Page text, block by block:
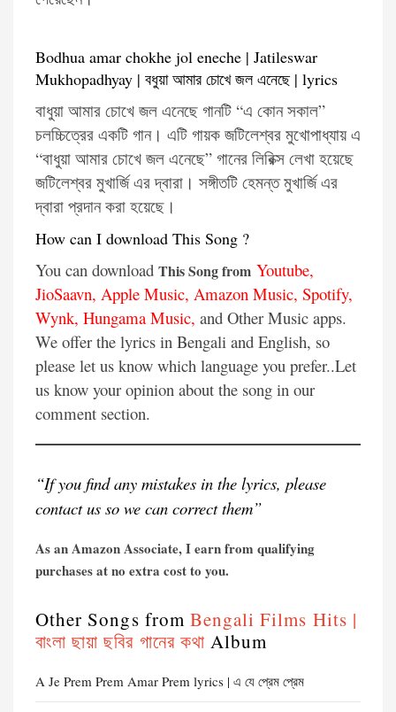
Bodhua amar chokhe jol eneche | Jatileswar
Mukhopadhyay | বধুয়া আমার চোখে জল এনেছে | lyrics
বাধুয়া আমার চোখে জল এনেছে গানটি “এ কোন সকাল”
চলচ্চিত্রের একটি গান। এটি গায়ক জটিলেশ্বর মুখোপাধ্যায় এ
“বাধুয়া আমার চোখে জল এনেছে” গানের লিরিক্স লেখা হয়েছে
জটিলেশ্বর মুখার্জি এর দ্বারা। সঙ্গীতটি হেমন্ত মুখার্জি এর
দ্বারা প্রদান করা হয়েছে।
How can I download This Song ?
You can download This Song from Youtube,
JioSaavn, Apple Music, Amazon Music, Spotify,
Wynk, Hungama Music, and Other Music apps.
We offer the lyrics in Bengali and English, so
please let us know which language you prefer..Let
us know your opinion about the song in our
comment section.
“If you find any mistakes in the lyrics, please
contact us so we can correct them”
As an Amazon Associate, I earn from qualifying
purchases at no extra cost to you.
Other Songs from Bengali Films Hits |
বাংলা ছায়া ছবির গানের কথা Album
A Je Prem Prem Amar Prem lyrics | এ যে প্রেম প্রেম